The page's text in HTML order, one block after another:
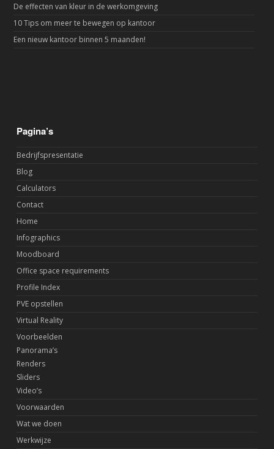
De effecten van kleur in de werkomgeving
10 Tips om meer te bewegen op kantoor
Een nieuw kantoor binnen 5 maanden!
Pagina’s
Bedrijfspresentatie
Blog
Calculators
Contact
Home
Infographics
Moodboard
Office space requirements
Profile Index
PVE opstellen
Virtual Reality
Voorbeelden
Panorama’s
Renders
Sliders
Video’s
Voorwaarden
Wat we doen
Werkwijze